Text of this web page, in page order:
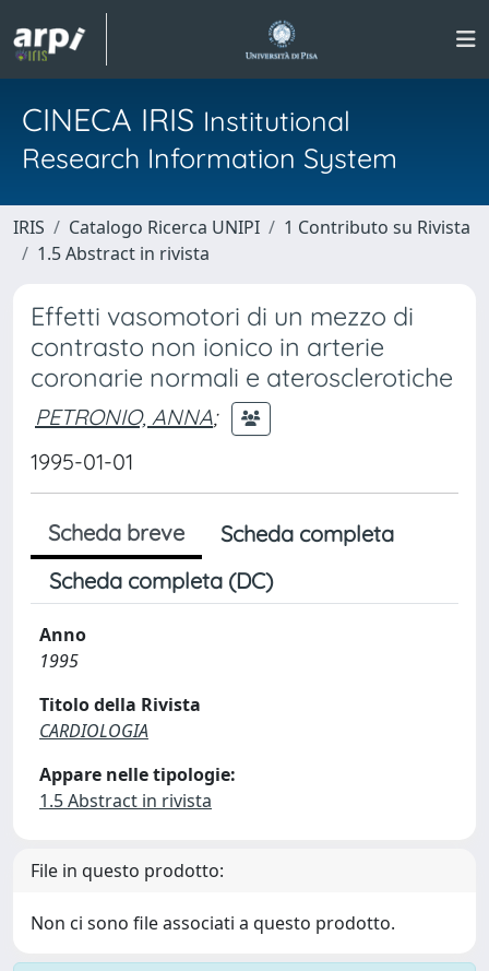
CINECA IRIS Institutional
Research Information System
IRIS Catalogo Ricerca UNIPI
1 Contributo su Rivista
1.5 Abstract in rivista
Effetti vasomotori di un mezzo di
contrasto non ionico in arterie
coronarie normali e aterosclerotiche
PETRONIO, ANNA;
1995-01-01
Scheda breve
Scheda completa
Scheda completa (DC)
Anno
1995
Titolo della Rivista
CARDIOLOGIA
Appare nelle tipologie:
1.5 Abstract in rivista
File in questo prodotto:
Non ci sono file associati a questo prodotto.